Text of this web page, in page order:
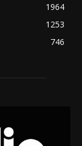
1964
1253
746